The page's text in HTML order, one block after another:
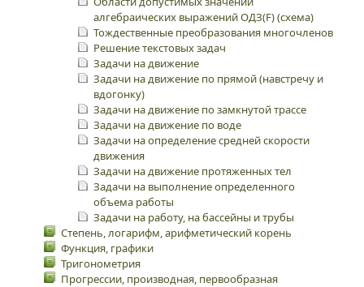
алгебраических выражений ОДЗ(F) (схема)
Тождественные преобразования многочленов
Решение текстовых задач
Задачи на движение
Задачи на движение по прямой (навстречу и
вдогонку)
Задачи на движение по замкнутой трассе
Задачи на движение по воде
Задачи на определение средней скорости
движения
Задачи на движение протяженных тел
Задачи на выполнение определенного
объема работы
Задачи на работу, на бассейны и трубы
Степень, логарифм, арифметический корень
Функция, графики
Тригонометрия
Прогрессии, производная, первообразная